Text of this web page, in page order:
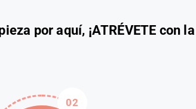
por aquí, ¡ATRÉVETE con
02